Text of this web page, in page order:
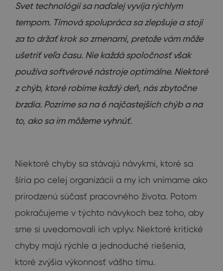
Svet technológií sa naďalej vyvíja rýchlym
tempom. Tímová spolupráca sa zlepšuje a stojí
za to držať krok so zmenami, pretože vám môže
ušetriť veľa času. Nie každá spoločnosť však
používa softvérové nástroje optimálne. Niektoré
z chýb, ktoré robíme každý deň, nás zbytočne
brzdia. Pozrime sa na 6 najčastejších chýb a na
to, ako sa im môžeme vyhnúť.
Niektoré chyby sa stávajú návykmi, ktoré sa
šíria po celej organizácii a my ich vnímame ako
prirodzenú súčasť pracovného života. Potom
pokračujeme v týchto návykoch bez toho, aby
sme si uvedomovali ich vplyv. Niektoré kritické
chyby majú rýchle a jednoduché riešenia,
ktoré zvýšia výkonnosť vášho tímu.